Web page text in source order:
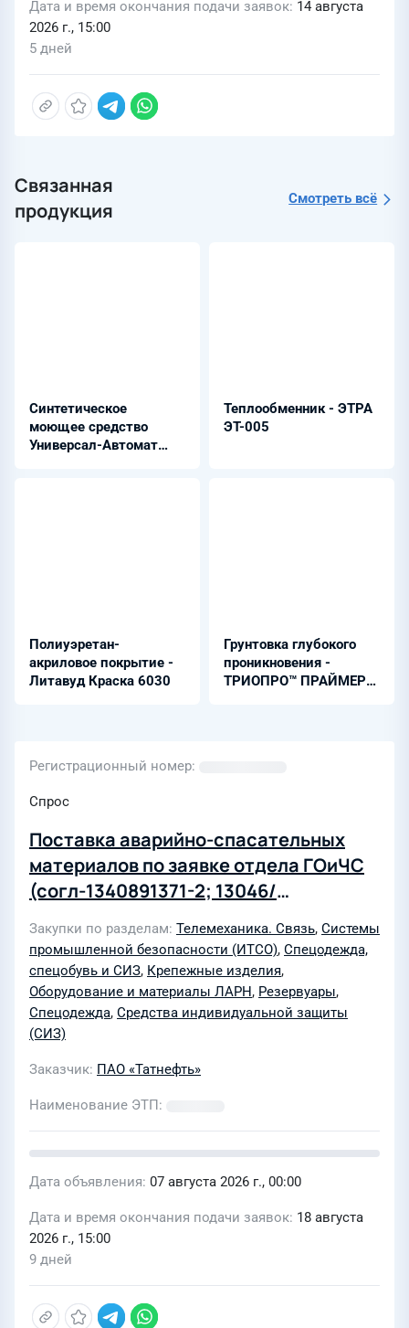
Дата и время окончания подачи заявок 14 августа
2026 г., 15:00
5 дней
Связанная
продукция
Смотреть всё
Синтетическое
моющее средство
Универсал-Автомат
Теплообменник - ЭТРА
ЭТ-005
Полиуэретан-
акриловое покрытие -
Литавуд Краска 6030
Грунтовка глубокого
проникновения -
ТРИОПРО™ ПРАЙМЕР
Регистрационный номер
Спрос
Поставка аварийно-спасательных
материалов по заявке отдела ГОиЧС
(согл-1340891371-2; 13046/
Закупки по разделам Телемеханика. Связь, Системы
промышленной безопасности (ИТСО), Спецодежда,
спецобувь и СИЗ, Крепежные изделия,
Оборудование и материалы ЛАРН , Резервуары,
Спецодежда, Средства индивидуальной защиты
(СИЗ)
Заказчик ПАО «Татнефть»
Наименование ЭТП
Дата объявления 07 августа 2026 г., 00:00
Дата и время окончания подачи заявок 18 августа
2026 г., 15:00
9 дней